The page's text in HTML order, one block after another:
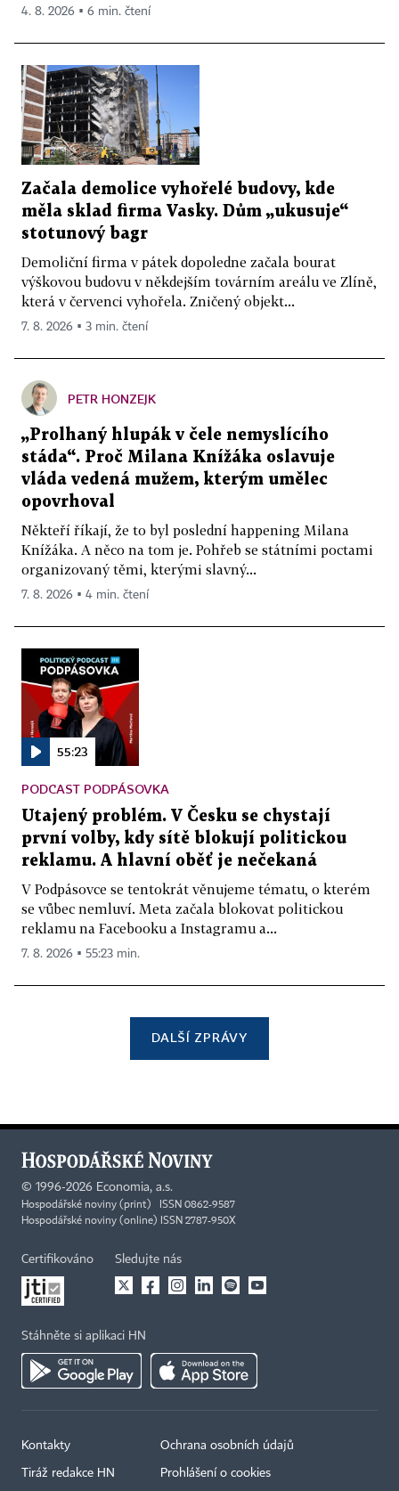
4. 8. 2026 ▪ 6 min. čtení
Začala demolice vyhořelé budovy, kde
měla sklad firma Vasky. Dům „ukusuje“
stotunový bagr
Demoliční firma v pátek dopoledne začala bourat
výškovou budovu v někdejším továrním areálu ve Zlíně,
která v červenci vyhořela. Zničený objekt...
7. 8. 2026 ▪ 3 min. čtení
PETR HONZEJK
„Prolhaný hlupák v čele nemyslícího
stáda“. Proč Milana Knížáka oslavuje
vláda vedená mužem, kterým umělec
opovrhoval
Někteří říkají, že to byl poslední happening Milana
Knížáka. A něco na tom je. Pohřeb se státními poctami
organizovaný těmi, kterými slavný...
7. 8. 2026 ▪ 4 min. čtení
55:23
PODCAST PODPÁSOVKA
Utajený problém. V Česku se chystají
první volby, kdy sítě blokují politickou
reklamu. A hlavní oběť je nečekaná
V Podpásovce se tentokrát věnujeme tématu, o kterém
se vůbec nemluví. Meta začala blokovat politickou
reklamu na Facebooku a Instagramu a...
7. 8. 2026 ▪ 55:23 min.
DALŠÍ ZPRÁVY
© 1996-2026 Economia, a.s.
Hospodářské noviny (print) ISSN 0862-9587
Hospodářské noviny (online) ISSN 2787-950X
Certifikováno Sledujte nás
Stáhněte si aplikaci HN
Kontakty
Tiráž redakce HN
Ochrana osobních údajů
Prohlášení o cookies